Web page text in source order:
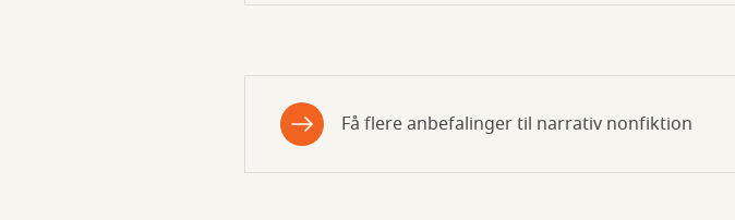
Få flere anbefalinger til narrativ nonfiktion